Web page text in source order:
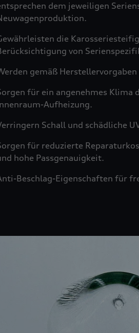
dem jeweiligen
die
von
gemäß
für ein angenehmes Klima
Aufheizung.
Schall und schädliche
für reduzierte
hohe Passgenauigkeit.
Beschlag-Eigenschaften für